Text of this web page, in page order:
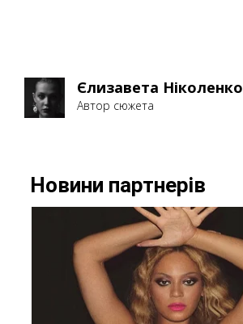
Єлизавета Ніколенко
Автор сюжета